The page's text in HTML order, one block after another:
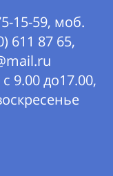
15-59, моб.
611 87 65,
9.00 до17.00,